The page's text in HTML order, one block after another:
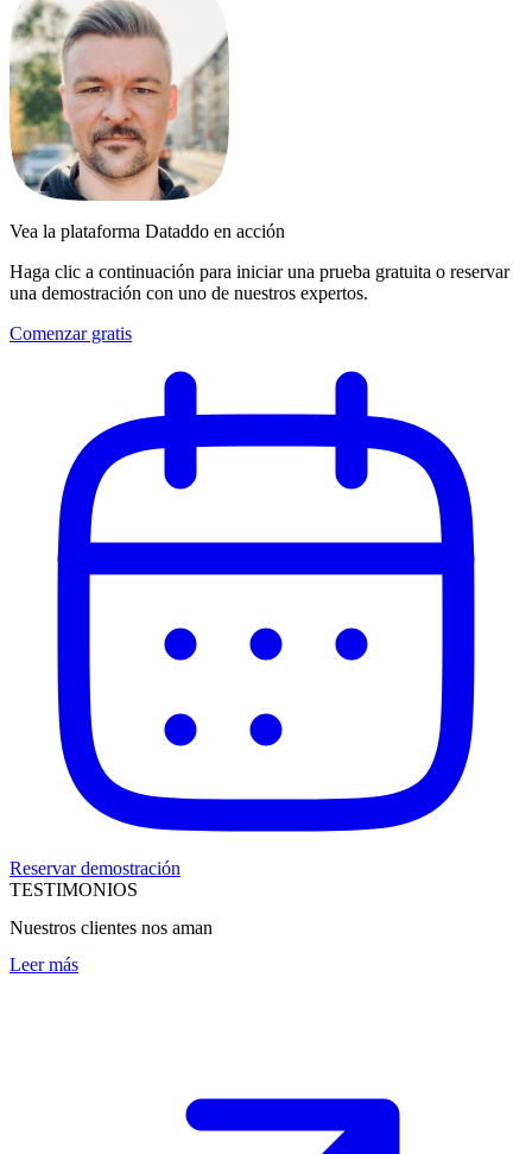
Vea la plataforma Dataddo en acción
Haga clic a continuación para iniciar una prueba gratuita o reservar
una demostración con uno de nuestros expertos.
Comenzar gratis
Reservar demostración
TESTIMONIOS
Nuestros clientes nos aman
Leer más